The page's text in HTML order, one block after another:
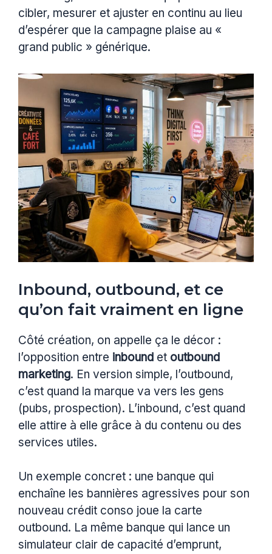
cibler, mesurer et ajuster en continu au lieu
d’espérer que la campagne plaise au «
grand public » générique.
Inbound, outbound, et ce
qu’on fait vraiment en ligne
Côté création, on appelle ça le décor :
l’opposition entre inbound et outbound
marketing. En version simple, l’outbound,
c’est quand la marque va vers les gens
(pubs, prospection). L’inbound, c’est quand
elle attire à elle grâce à du contenu ou des
services utiles.
Un exemple concret : une banque qui
enchaîne les bannières agressives pour son
nouveau crédit conso joue la carte
outbound. La même banque qui lance un
simulateur clair de capacité d’emprunt,